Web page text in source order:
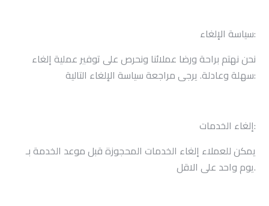
سياسة الإلغاء:
نحن نهتم براحة ورضا عملائنا ونحرص على توفير عملية إلغاء
سهلة وعادلة. يرجى مراجعة سياسة الإلغاء التالية:
إلغاء الخدمات:
يمكن للعملاء إلغاء الخدمات المحجوزة قبل موعد الخدمة بـ
يوم واحد على الاقل.